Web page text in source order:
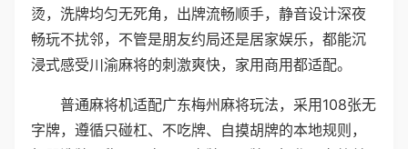
烫，洗牌均匀无死角，出牌流畅顺手，静音设计深夜
畅玩不扰邻，不管是朋友约局还是居家娱乐，都能沉
浸式感受川渝麻将的刺激爽快，家用商用都适配。
普通麻将机适配广东梅州麻将玩法，采用108张无
字牌，遵循只碰杠、不吃牌、自摸胡牌的本地规则，